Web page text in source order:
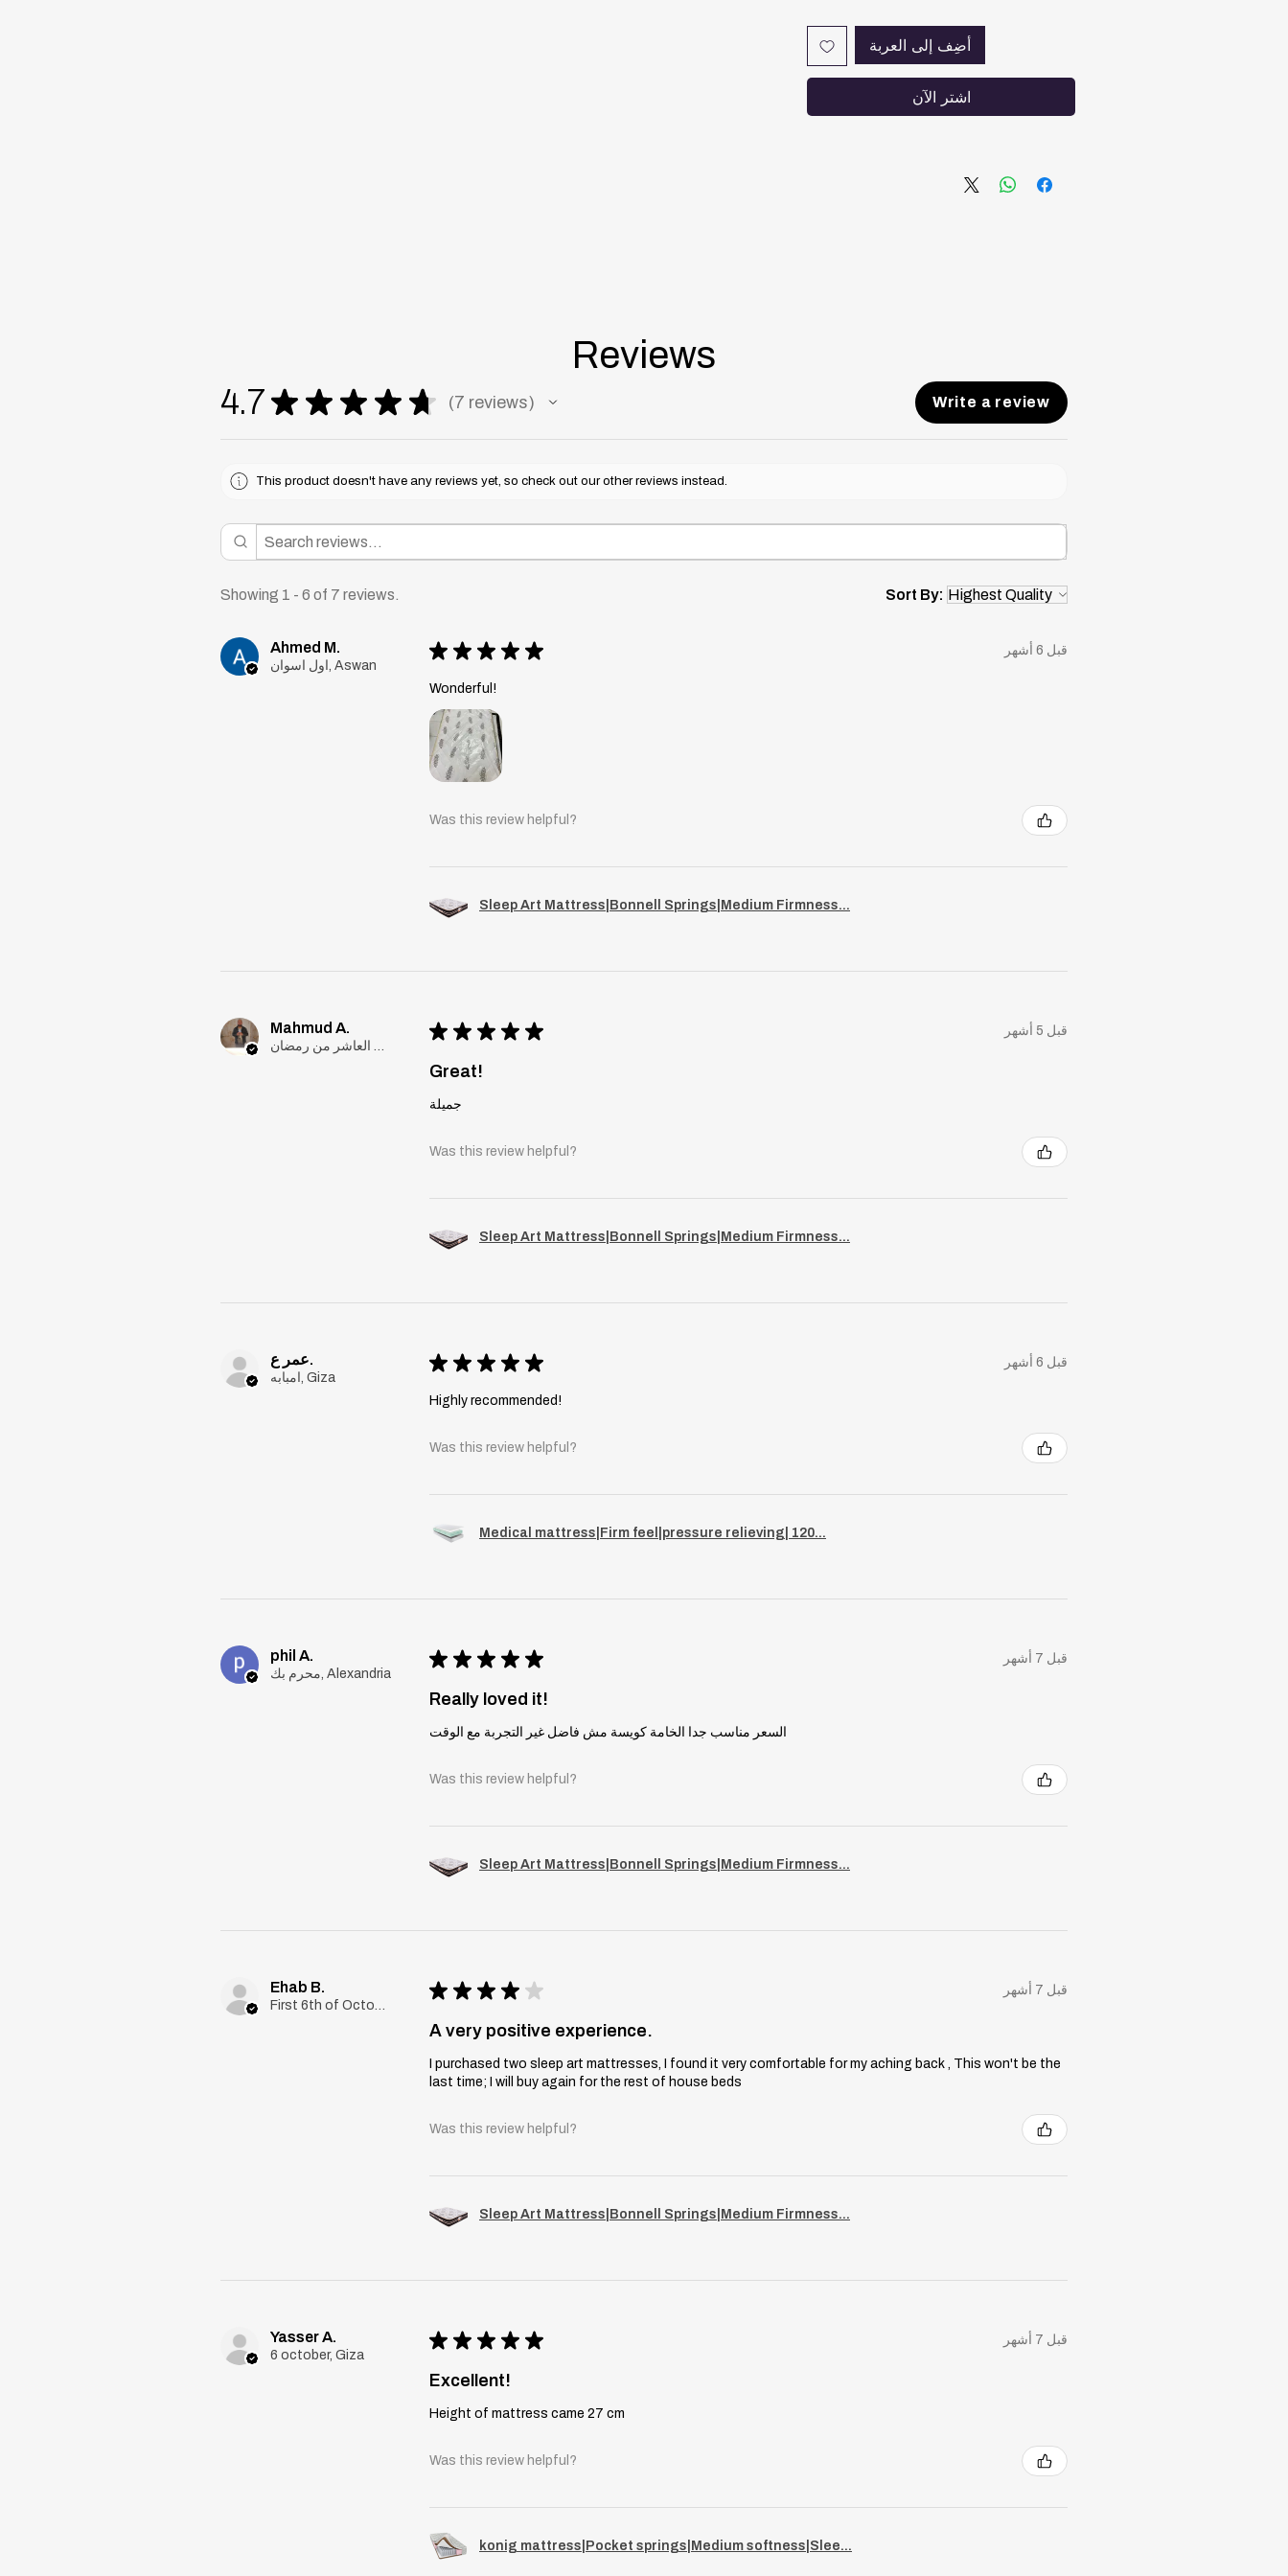
غرق أو ارتفاع في درجة الحرارة أثناء
النوم.
تقليل الصلابة: السوست الفردية تخفف
الضغط عن المفاصل والظهر، تكوين نوم
أضِف إلى العربة
اشترِ الآن
Reviews
4.7 ★ ★ ★ ★ ★ 7 reviews
7 Write a review
This product doesn't have any reviews yet, so check out our other reviews instead.
Showing 1 - 6 of 7 reviews. Sort By:
Ahmed M.
اول اسوان, Aswan
★ ★ ★ ★ ★ قبل 6 أشهر
Wonderful!
Was this review helpful?
Sleep Art Mattress|Bonnell Springs|Medium Firmness...
Mahmud A. ★ ★ ★ ★ ★ قبل 5 أشهر
Great!
جميلة
Was this review helpful?
Sleep Art Mattress|Bonnell Springs|Medium Firmness...
عمر ع.
امبابه, Giza
★ ★ ★ ★ ★ قبل 6 أشهر
Highly recommended!
Was this review helpful?
Medical mattress|Firm feel|pressure relieving| 120...
phil A.
محرم بك, Alexandria
★ ★ ★ ★ ★ قبل 7 أشهر
Really loved it!
السعر مناسب جدا الخامة كويسة مش فاضل غير التجربة مع الوقت
Was this review helpful?
Sleep Art Mattress|Bonnell Springs|Medium Firmness...
Ehab B. ★ ★ ★ ★ ★ قبل 7 أشهر
A very positive experience.
I purchased two sleep art mattresses, I found it very comfortable for my aching back , This won't be the
last time; I will buy again for the rest of house beds
Was this review helpful?
Sleep Art Mattress|Bonnell Springs|Medium Firmness...
Yasser A.
6 october, Giza
★ ★ ★ ★ ★ قبل 7 أشهر
Excellent!
Height of mattress came 27 cm
Was this review helpful?
konig mattress|Pocket springs|Medium softness|Slee...